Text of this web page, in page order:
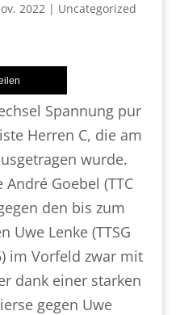
2022| Uncategorized
Spannung pur
Herren C, die am
wurde.
Goebel (TTC
den bis zum
Uwe Lenke (TTSG
im Vorfeld zwar mit
dank einer starken
gegen Uwe